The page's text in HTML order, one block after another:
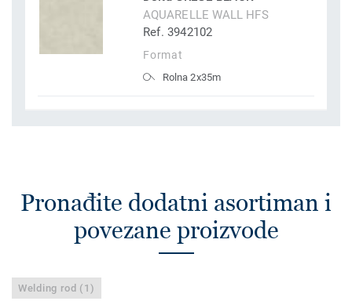
AQUARELLE WALL HFS
Ref. 3942102
Format
Rolna 2x35m
Pronađite dodatni asortiman i
povezane proizvode
Welding rod (1)